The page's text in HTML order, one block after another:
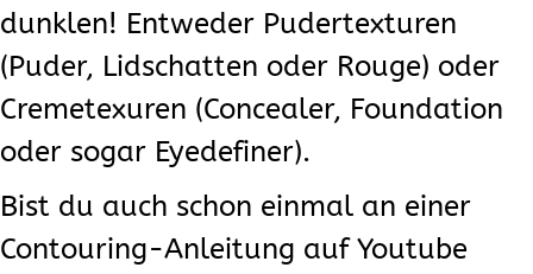
dunklen! Entweder Pudertexturen
(Puder, Lidschatten oder Rouge) oder
Cremetexuren (Concealer, Foundation
oder sogar Eyedefiner).
Bist du auch schon einmal an einer
Contouring-Anleitung auf Youtube